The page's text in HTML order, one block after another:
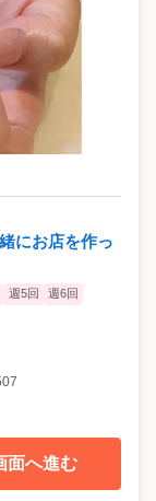
にお店を作っ
週5回
週6回
面へ進む